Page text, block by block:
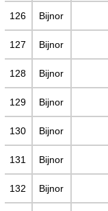
126 Bijnor
127 Bijnor
128 Bijnor
129 Bijnor
130 Bijnor
131 Bijnor
132 Bijnor